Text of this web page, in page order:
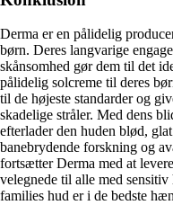
Derma er en pålidelig
børn. Deres langvarige
skånsomhed gør dem til det
pålidelig solcreme til deres
til de højeste standarder og
skadelige stråler. Med dens
efterlader den huden blød,
banebrydende forskning og
fortsætter Derma med at
velegnede til alle med
families hud er i de bedste